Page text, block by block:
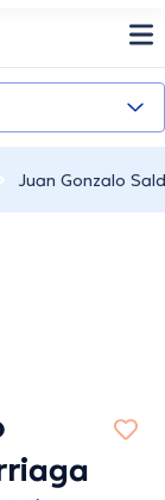
Juan Gonzalo